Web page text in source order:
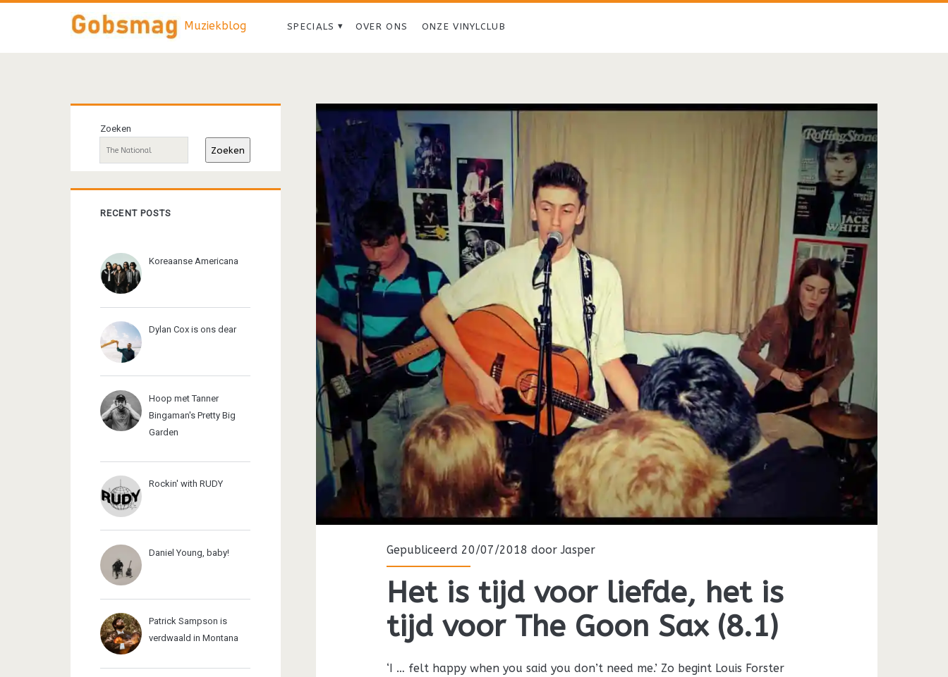
Muziekblog SPECIALS OVER ONS ONZE VINYLCLUB
<span>The
Magnetic
Fields</span>
Gepubliceerd 20/07/2018 doorJasper
Het is tijd voor liefde, het is
tijd voor The Goon Sax (8.1)
‘I … felt happy when you said you don’t need me.’ Zo begint Louis Forster
Primaire
sidebar
Zoeken
Zoeken
RECENT POSTS
Koreaanse Americana
Dylan Cox is ons dear
Hoop met Tanner
Bingaman's Pretty Big
Garden
Rockin' with RUDY
Daniel Young, baby!
Patrick Sampson is
verdwaald in Montana